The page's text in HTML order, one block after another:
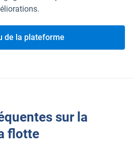
de la plateforme
sur la
flotte